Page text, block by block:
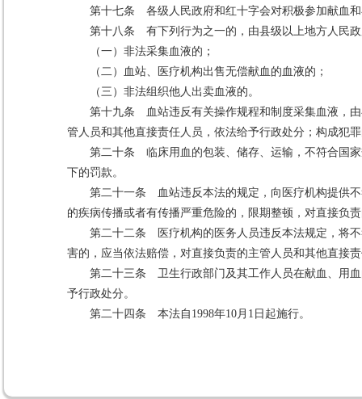
第十七条 各级人民政府和红十字会对积极参加献血
第十八条 有下列行为之一的，由县级以上地方人民
（一）非法采集血液的；
（二）血站、医疗机构出售无偿献血的血液的；
（三）非法组织他人出卖血液的。
第十九条 血站违反有关操作规程和制度采集血液，
管人员和其他直接责任人员，依法给予行政处分；构成犯
第二十条 临床用血的包装、储存、运输，不符合国
下的罚款。
第二十一条 血站违反本法的规定，向医疗机构提供
的疾病传播或者有传播严重危险的，限期整顿，对直接负
第二十二条 医疗机构的医务人员违反本法规定，将
害的，应当依法赔偿，对直接负责的主管人员和其他直接
第二十三条 卫生行政部门及其工作人员在献血、用
予行政处分。
第二十四条 本法自1998年10月1日起施行。